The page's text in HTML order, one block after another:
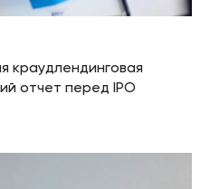
краудлендинговая
отчет перед IPO